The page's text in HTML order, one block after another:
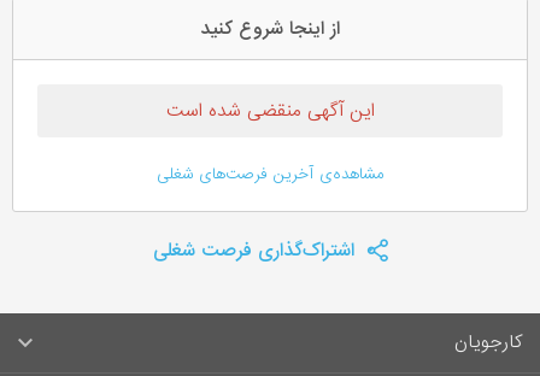
از اینجا شروع کنید
این آگهی منقضی شده است
مشاهده‌ی آخرین فرصت‌های شغلی
اشتراک‌گذاری فرصت شغلی
کارجویان